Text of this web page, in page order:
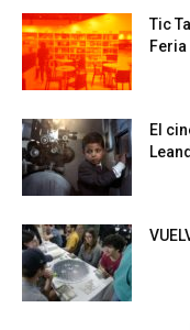
Tic
El